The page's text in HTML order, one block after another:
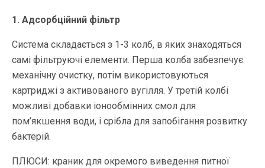
1. Адсорбційний фільтр
Система складається з 1-3 колб, в яких знаходяться
самі фільтруючі елементи. Перша колба забезпечує
механічну очистку, потім використовуються
картриджі з активованого вугілля. У третій колбі
можливі добавки іонообмінних смол для
пом’якшення води, і срібла для запобігання розвитку
бактерій.
ПЛЮСИ: краник для окремого виведення питної